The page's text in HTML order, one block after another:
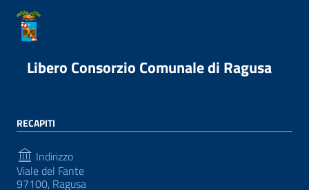
Libero Consorzio Comunale di Ragusa
RECAPITI
Indirizzo
Viale del Fante
97100, Ragusa